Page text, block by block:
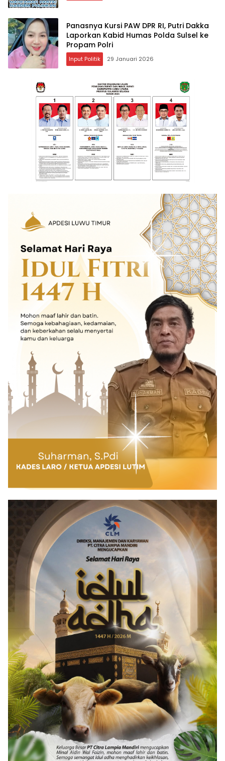
Panasnya Kursi PAW DPR RI, Putri Dakka
Laporkan Kabid Humas Polda Sulsel ke
Propam Polri
Input Politik 29 Januari 2026